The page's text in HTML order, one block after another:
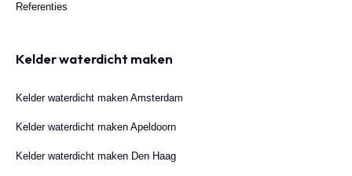
Referenties
Kelder waterdicht maken
Kelder waterdicht maken Amsterdam
Kelder waterdicht maken Apeldoorn
Kelder waterdicht maken Den Haag